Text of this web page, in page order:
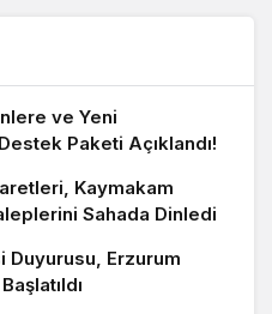
ve Yeni
Paketi Açıklandı!
Kaymakam
Sahada Dinledi
Duyurusu, Erzurum